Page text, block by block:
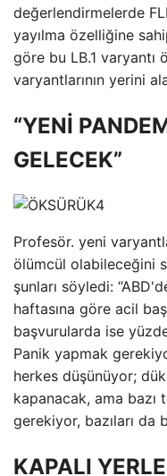
değerlendirmelerde
yayılma özelliğine
göre bu LB.1 varyantı
varyantlarının yerini
“YENİ
GELECEK”
Profesör. yeni
ölümcül olabileceğini
şunları söyledi:
haftasına göre acil
başvurularda ise
Panik yapmak
herkes düşünüyor;
kapanacak, ama bazı
gerekiyor, bazıları da
KAPALI